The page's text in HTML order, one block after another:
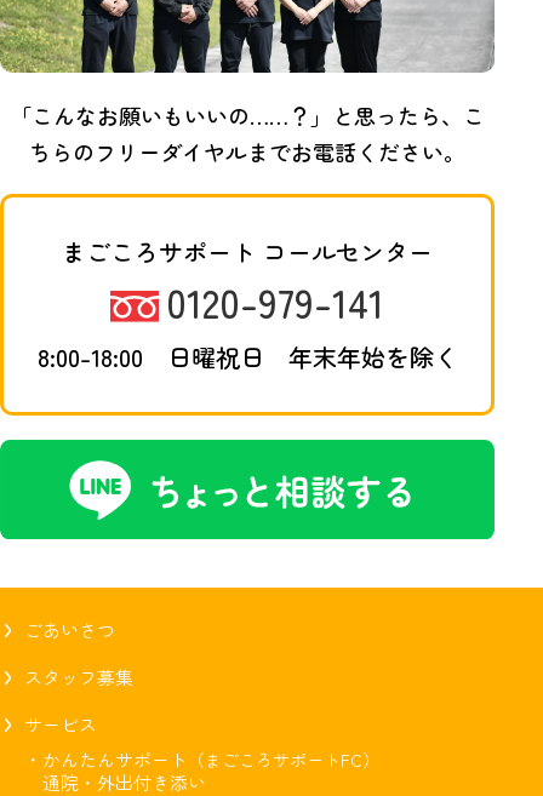
「こんなお願いもいいの……？」と思ったら、 こ
ちらのフリーダイヤルまでお電話ください。
まごころサポート コールセンター
0120-979-141
8:00-18:00 日曜祝日 年末年始を除く
ごあいさつ
サービス
・かんたんサポート （まごころサポートFC）
通院・外出付き添い
スタッフ募集